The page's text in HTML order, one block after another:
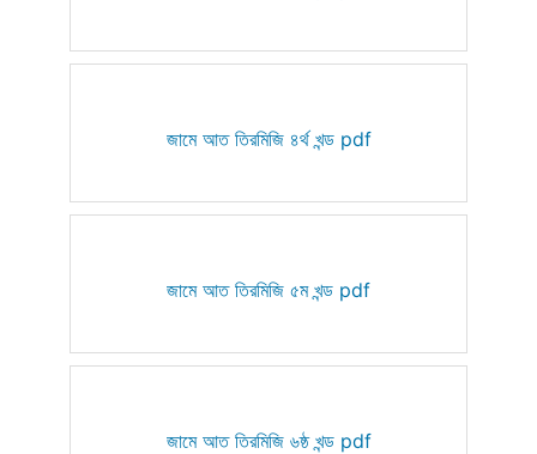
জামে আত তিরমিজি ৪র্থ খন্ড pdf
জামে আত তিরমিজি ৫ম খন্ড pdf
জামে আত তিরমিজি ৬ষ্ঠ খন্ড pdf